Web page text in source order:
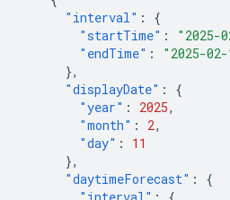
"interval" :
{
"startTime" : "2025-
"endTime" :
"2025-
},
"displayDate" :
{
"year" : 2025,
"month" : 2,
"day" :
11
},
"daytimeForecast" :
{